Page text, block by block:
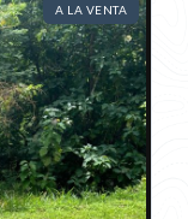
A LA VENTA